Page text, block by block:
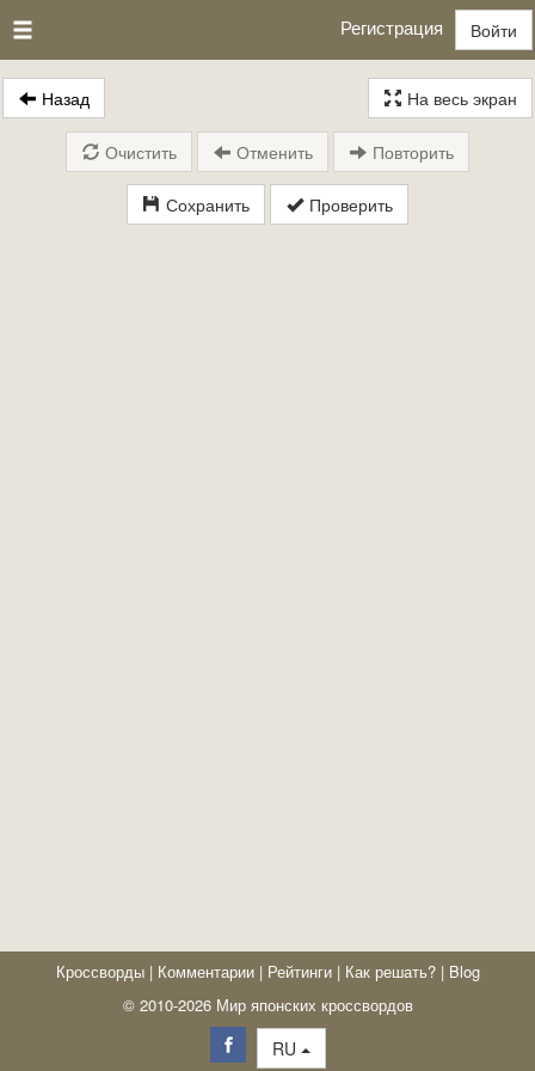
Регистрация Войти
Назад На весь экран
Сохранить Проверить
Очистить Отменить Повторить
Кроссворды | Комментарии | Рейтинги | Как решать? | Blog
© 2010-2026 Мир японских кроссвордов
RU